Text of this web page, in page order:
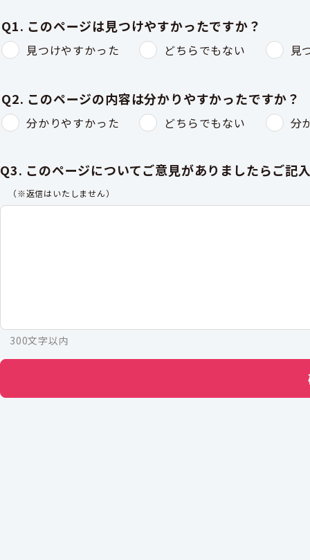
Q1. このページは見つけやすかったですか？
見つけやすかった どちらでもない 見
Q2. このページの内容は分かりやすかったですか？
分かりやすかった どちらでもない 分
Q3. このページについてご意見がありましたらご記
（※返信はいたしません）
300文字以内